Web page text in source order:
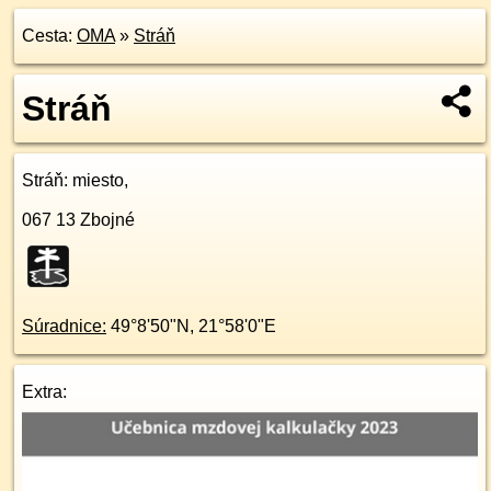
Cesta: OMA» Stráň
Stráň
Stráň: miesto,
067 13 Zbojné
Súradnice: 49°8'50"N , 21°58'0"E
Extra: